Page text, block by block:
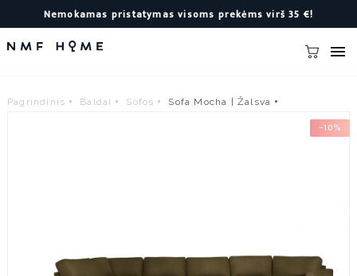
Nemokamas pristatymas visoms prekėms virš 35 €!

Pagrindinis Baldai Sofos Sofa Mocha | Žalsva
−10%